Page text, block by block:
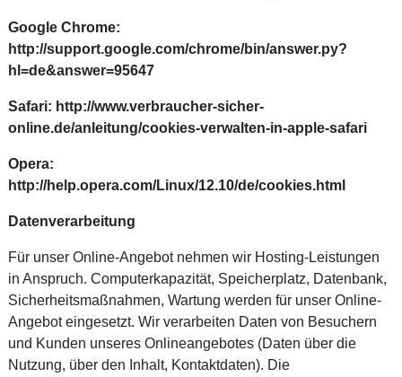
Google Chrome:
http://support.google.com/chrome/bin/answer.py?
hl=de&answer=95647
Safari: http://www.verbraucher-sicher-
online.de/anleitung/cookies-verwalten-in-apple-safari
Opera:
http://help.opera.com/Linux/12.10/de/cookies.html
Datenverarbeitung
Für unser Online-Angebot nehmen wir Hosting-Leistungen
in Anspruch. Computerkapazität, Speicherplatz, Datenbank,
Sicherheitsmaßnahmen, Wartung werden für unser Online-
Angebot eingesetzt. Wir verarbeiten Daten von Besuchern
und Kunden unseres Onlineangebotes (Daten über die
Nutzung, über den Inhalt, Kontaktdaten). Die